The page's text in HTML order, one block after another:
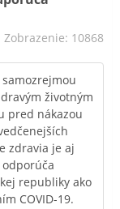
Zobrazenie: 10868
životným
pred nákazou
zdravia je aj
republiky ako
COVID-19.